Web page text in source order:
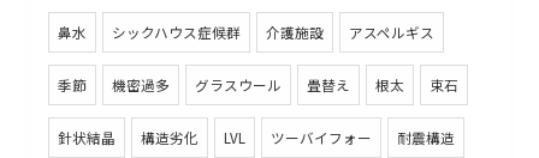
鼻水 シックハウス症候群 介護施設 アスペルギス
季節 機密過多 グラスウール 畳替え 根太 束石
針状結晶 構造劣化 LVL ツーバイフォー 耐震構造